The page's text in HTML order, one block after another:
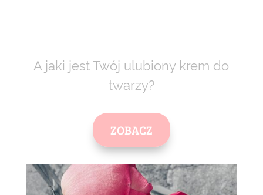
A jaki jest Twój ulubiony krem do
twarzy?
ZOBACZ